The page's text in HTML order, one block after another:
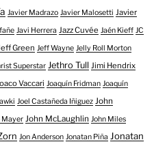
Javier Madrazo Javier Malosetti Javier
Javi Herrera Jazz Cuvée Jaén Kieff JC
Green Jeff Wayne Jelly Roll Morton
Superstar Jethro Tull Jimi Hendrix
Vaccari Joaquín Fridman Joaquín
Joel Castañeda Iñiguez John
Mayer John McLaughlin John Miles
Jon Anderson Jonatan Piña Jonatan